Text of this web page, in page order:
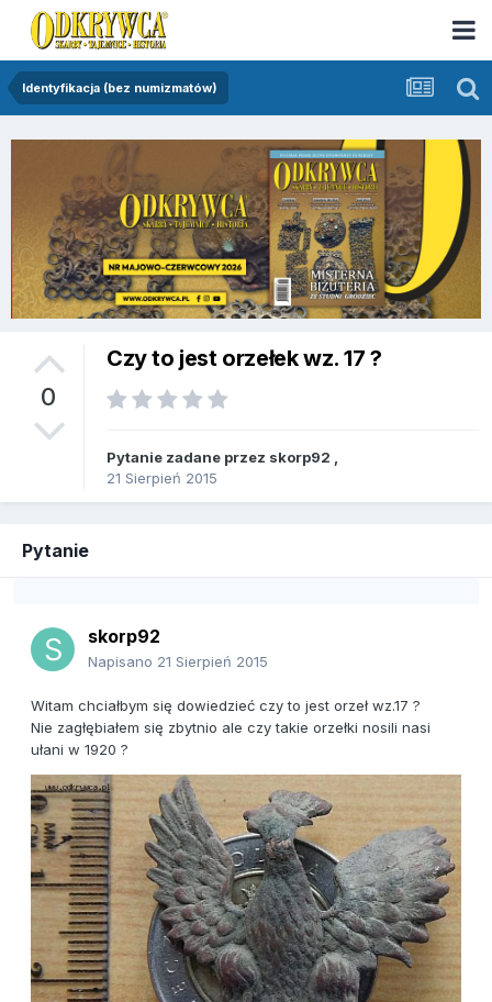
Identyfikacja (bez numizmatów)
0
Czy to jest orzełek wz. 17 ?
Pytanie zadane przez skorp92
21 Sierpień 2015
Pytanie
skorp92
Napisano 21 Sierpień 2015
Witam chciałbym się dowiedzieć czy to jest orzeł wz.17 ?
Nie zagłębiałem się zbytnio ale czy takie orzełki nosili nasi
ułani w 1920 ?